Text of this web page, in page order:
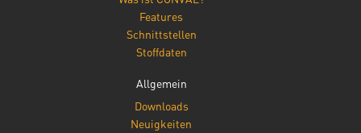
Features
Schnittstellen
Stoffdaten
Allgemein
Downloads
Neuigkeiten